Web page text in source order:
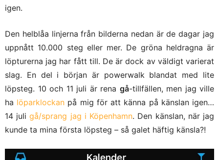
igen.
Den helblåa linjerna från bilderna nedan är de dagar jag
uppnått 10.000 steg eller mer. De gröna heldragna är
löpturerna jag har fått till. De är dock av väldigt varierat
slag. En del i början är powerwalk blandat med lite
löpsteg. 10 och 11 juli är rena gå-tillfällen, men jag ville
ha löparklockan på mig för att känna på känslan igen…
14 juligå/sprang jag i Köpenhamn. Den känslan, när jag
kunde ta mina första löpsteg – så galet häftig känsla?!